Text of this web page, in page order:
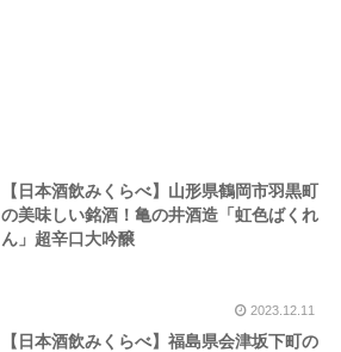
【日本酒飲みくらべ】山形県鶴岡市羽黒町
の美味しい銘酒！亀の井酒造「虹色ばくれ
ん」超辛口大吟醸
2023.12.11
【日本酒飲みくらべ】福島県会津坂下町の